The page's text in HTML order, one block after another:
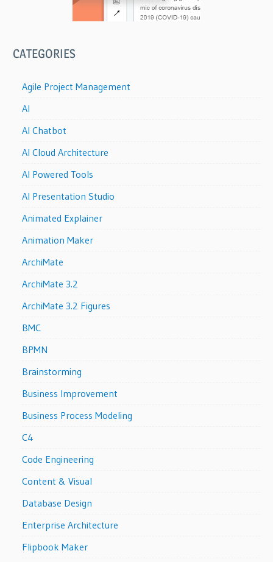
CATEGORIES
Agile Project Management
AI
AI Chatbot
AI Cloud Architecture
AI Powered Tools
AI Presentation Studio
Animated Explainer
Animation Maker
ArchiMate
ArchiMate 3.2
ArchiMate 3.2 Figures
BMC
BPMN
Brainstorming
Business Improvement
Business Process Modeling
C4
Code Engineering
Content & Visual
Database Design
Enterprise Architecture
Flipbook Maker